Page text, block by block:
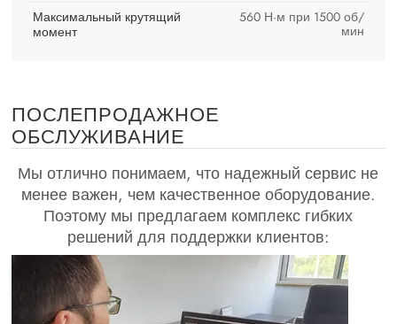
Максимальный крутящий
момент
560 Н·м при 1500 об/
мин
ПОСЛЕПРОДАЖНОЕ
ОБСЛУЖИВАНИЕ
Мы отлично понимаем, что надежный сервис не
менее важен, чем качественное оборудование.
Поэтому мы предлагаем комплекс гибких
решений для поддержки клиентов: